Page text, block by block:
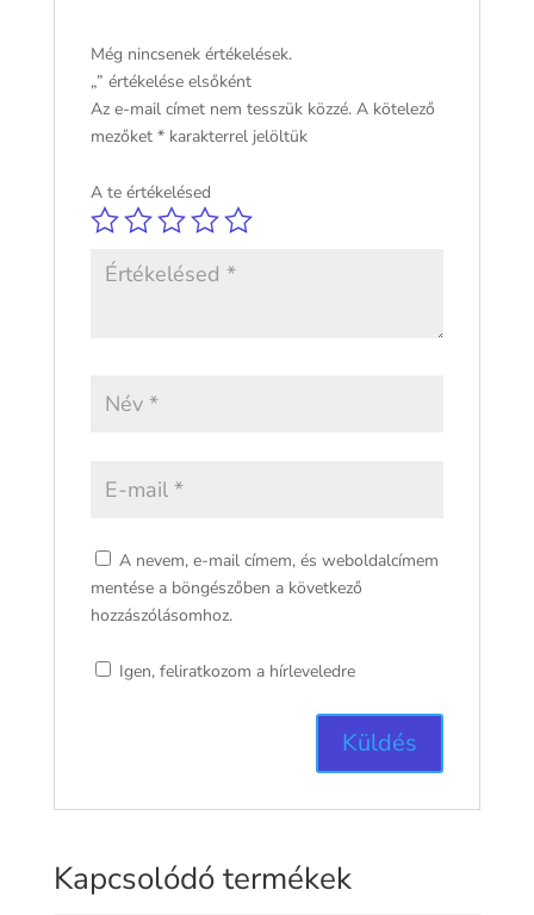
Még nincsenek értékelések.
„” értékelése elsőként
Az e-mail címet nem tesszük közzé. A kötelező
mezőket *karakterrel jelöltük
A te értékelésed
A nevem, e-mail címem, és weboldalcímem
mentése a böngészőben a következő
hozzászólásomhoz.
Igen, feliratkozom a hírleveledre
Kapcsolódó termékek